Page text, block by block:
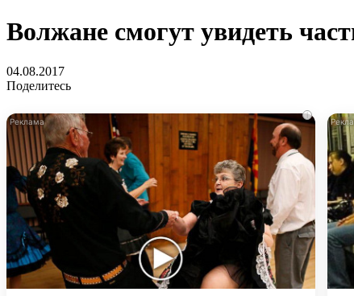
Волжане смогут увидеть
04.08.2017
Поделитесь
i